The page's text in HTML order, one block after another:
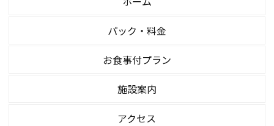
パック・料金
お食事付プラン
施設案内
アクセス